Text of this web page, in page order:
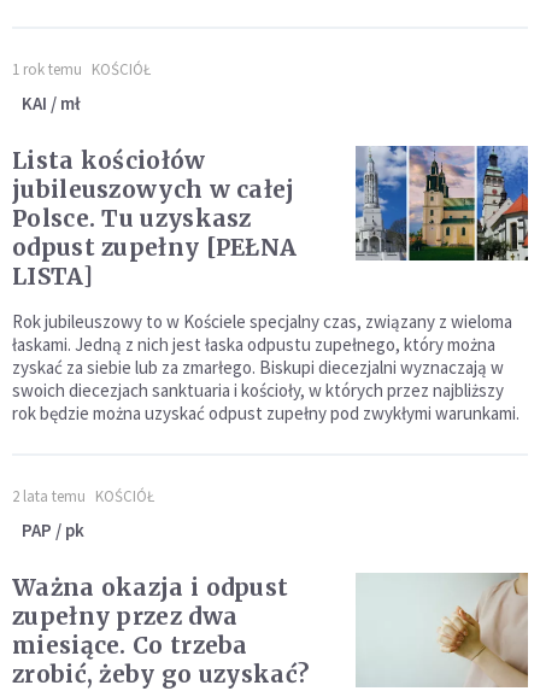
1 rok temu KOŚCIÓŁ
KAI / mł
Lista kościołów
jubileuszowych w całej
Polsce. Tu uzyskasz
odpust zupełny [PEŁNA
LISTA]
Rok jubileuszowy to w Kościele specjalny czas, związany z wieloma
łaskami. Jedną z nich jest łaska odpustu zupełnego, który można
zyskać za siebie lub za zmarłego. Biskupi diecezjalni wyznaczają w
swoich diecezjach sanktuaria i kościoły, w których przez najbliższy
rok będzie można uzyskać odpust zupełny pod zwykłymi warunkami.
2 lata temu KOŚCIÓŁ
PAP / pk
Ważna okazja i odpust
zupełny przez dwa
miesiące. Co trzeba
zrobić, żeby go uzyskać?